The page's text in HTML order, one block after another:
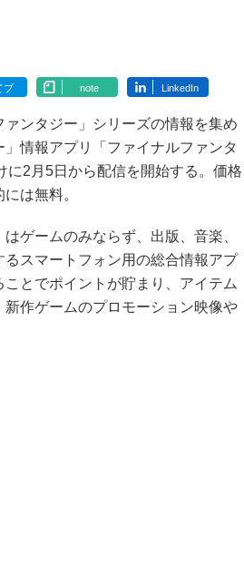
ブ note LinkedIn
ンタジー」シリーズの情報を集め
情報アプリ「ファイナルファンタ
に2月5日から配信を開始する。価格
は無料。
ゲームのみならず、出版、音楽、
スマートフォン用の総合情報アプ
とでポイントが貯まり、アイテム
作ゲームのプロモーション映像や